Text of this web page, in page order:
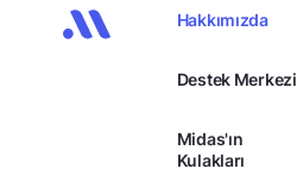
Hakkımızda
Destek Merkezi
Midas'ın
Kulakları